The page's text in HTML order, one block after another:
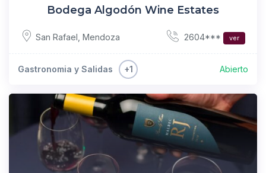
Bodega Algodón Wine Estates
San Rafael Mendoza 2604*** ver
Gastronomia y Salidas +1 Abierto